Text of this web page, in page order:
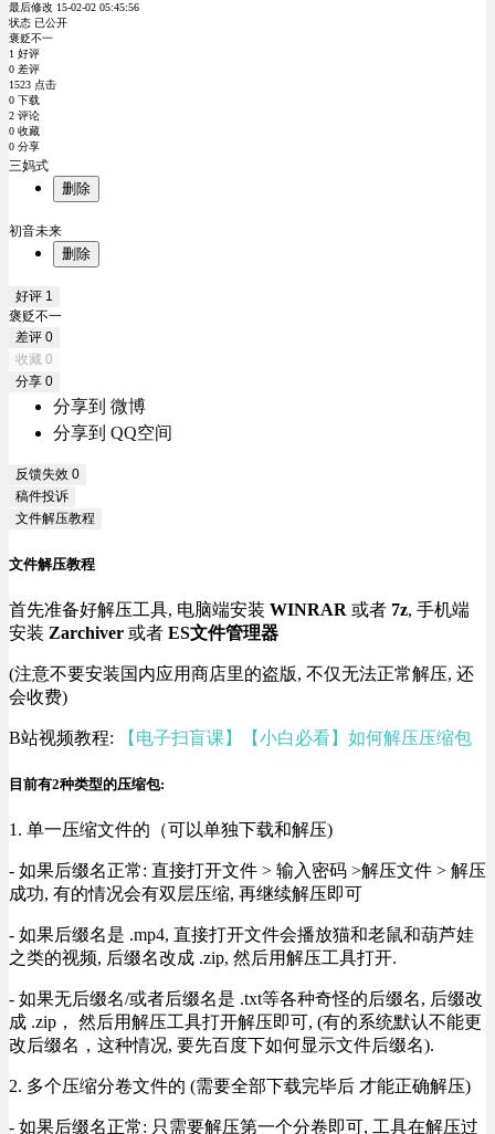
最后修改 15-02-02 05:45:56
状态 已公开
褒贬不一
1 好评
0 差评
1523 点击
0 下载
2 评论
0 收藏
0 分享
三妈式
删除
初音未来
删除
好评 1
褒贬不一
差评 0
收藏 0
分享 0
分享到 微博
分享到 QQ空间
反馈失效 0
稿件投诉
文件解压教程
文件解压教程
首先准备好解压工具, 电脑端安装 WINRAR 或者 7z, 手机端
安装 Zarchiver 或者 ES文件管理器
(注意不要安装国内应用商店里的盗版, 不仅无法正常解压, 还
会收费)
B站视频教程: 【电子扫盲课】【小白必看】如何解压压缩包
目前有2种类型的压缩包:
1. 单一压缩文件的（可以单独下载和解压)
- 如果后缀名正常: 直接打开文件 > 输入密码 >解压文件 > 解压
成功, 有的情况会有双层压缩, 再继续解压即可
- 如果后缀名是 .mp4, 直接打开文件会播放猫和老鼠和葫芦娃
之类的视频, 后缀名改成 .zip, 然后用解压工具打开.
- 如果无后缀名/或者后缀名是 .txt等各种奇怪的后缀名, 后缀改
成 .zip， 然后用解压工具打开解压即可, (有的系统默认不能更
改后缀名，这种情况, 要先百度下如何显示文件后缀名).
2. 多个压缩分卷文件的 (需要全部下载完毕后 才能正确解压)
- 如果后缀名正常: 只需要解压第一个分卷即可, 工具在解压过